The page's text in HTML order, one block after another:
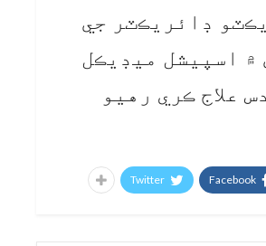
ڊائريڪٽر جي
۾ اسپيشل ميڊيڪل
علاج ڪري رهيو
Facebook
Twitter